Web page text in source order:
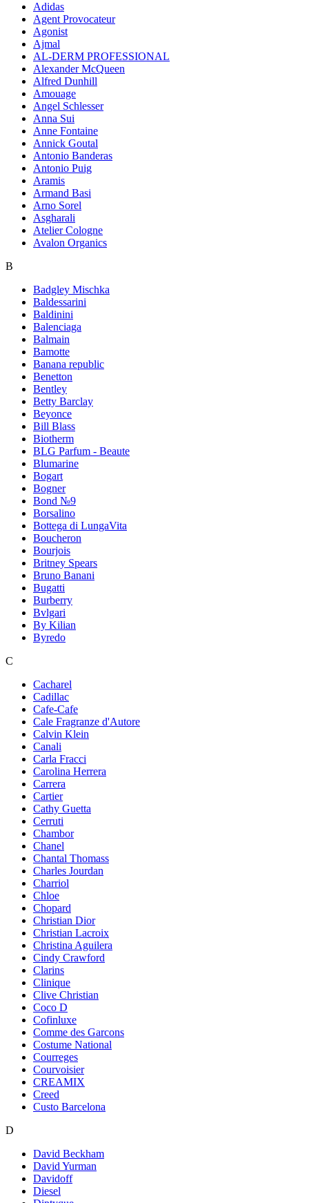
Adidas
Agent Provocateur
Agonist
Ajmal
AL-DERM PROFESSIONAL
Alexander McQueen
Alfred Dunhill
Amouage
Angel Schlesser
Anna Sui
Anne Fontaine
Annick Goutal
Antonio Banderas
Antonio Puig
Aramis
Armand Basi
Arno Sorel
Asgharali
Atelier Cologne
Avalon Organics
B
Badgley Mischka
Baldessarini
Baldinini
Balenciaga
Balmain
Bamotte
Banana republic
Benetton
Bentley
Betty Barclay
Beyonce
Bill Blass
Biotherm
BLG Parfum - Beaute
Blumarine
Bogart
Bogner
Bond №9
Borsalino
Bottega di LungaVita
Boucheron
Bourjois
Britney Spears
Bruno Banani
Bugatti
Burberry
Bvlgari
By Kilian
Byredo
C
Cacharel
Cadillac
Cafe-Cafe
Cale Fragranze d'Autore
Calvin Klein
Canali
Carla Fracci
Carolina Herrera
Carrera
Cartier
Cathy Guetta
Cerruti
Chambor
Chanel
Chantal Thomass
Charles Jourdan
Charriol
Chloe
Chopard
Christian Dior
Christian Lacroix
Christina Aguilera
Cindy Crawford
Clarins
Clinique
Clive Christian
Coco D
Cofinluxe
Comme des Garcons
Costume National
Courreges
Courvoisier
CREAMIX
Creed
Custo Barcelona
D
David Beckham
David Yurman
Davidoff
Diesel